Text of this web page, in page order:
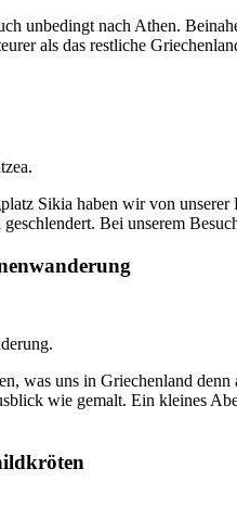
unbedingt nach Athen.
als das restliche
Sikia haben wir von
Bei unserem
was uns in Griechenland
wie gemalt. Ein kleines